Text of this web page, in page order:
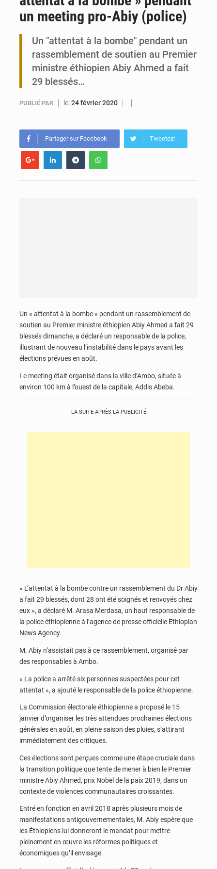
Travail domestique non rémunéré : à Saly, l’Afrique veut en mesurer la valeur
Maurice : Démission de la ministre Véronique Leu-Govind
un meeting pro-Abiy (police)
Un "attentat à la bombe" pendant un
rassemblement de soutien au Premier
ministre éthiopien Abiy Ahmed a fait
29 blessés…
PUBLIÉ PAR le:24 février 2020
Partager sur Facebook Tweetez!
Un « attentat à la bombe » pendant un rassemblement de
soutien au Premier ministre éthiopien Abiy Ahmed a fait 29
blessés dimanche, a déclaré un responsable de la police,
illustrant de nouveau l’instabilité dans le pays avant les
élections prévues en août.
Le meeting était organisé dans la ville d’Ambo, située à
environ 100 km à l’ouest de la capitale, Addis Abeba.
LA SUITE APRÈS LA PUBLICITÉ
« L’attentat à la bombe contre un rassemblement du Dr Abiy
a fait 29 blessés, dont 28 ont été soignés et renvoyés chez
eux », a déclaré M. Arasa Merdasa, un haut responsable de
la police éthiopienne à l’agence de presse officielle Ethiopian
News Agency.
M. Abiy n’assistait pas à ce rassemblement, organisé par
des responsables à Ambo.
« La police a arrêté six personnes suspectées pour cet
attentat », a ajouté le responsable de la police éthiopienne.
La Commission électorale éthiopienne a proposé le 15
janvier d’organiser les très attendues prochaines élections
générales en août, en pleine saison des pluies, s’attirant
immédiatement des critiques.
Ces élections sont perçues comme une étape cruciale dans
la transition politique que tente de mener à bien le Premier
ministre Abiy Ahmed, prix Nobel de la paix 2019, dans un
contexte de violences communautaires croissantes.
Entré en fonction en avril 2018 après plusieurs mois de
manifestations antigouvernementales, M. Abiy espère que
les Éthiopiens lui donneront le mandat pour mettre
pleinement en œuvre les réformes politiques et
économiques qu’il envisage.